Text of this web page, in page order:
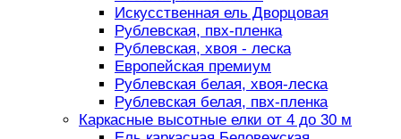
Искусственная ель Дворцовая
Рублевская, пвх-пленка
Рублевская, хвоя - леска
Европейская премиум
Рублевская белая, хвоя-леска
Рублевская белая, пвх-пленка
Каркасные высотные елки от 4 до 30 м